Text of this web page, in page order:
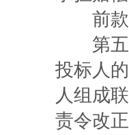
前款
第五
投标人
人组成
责令改